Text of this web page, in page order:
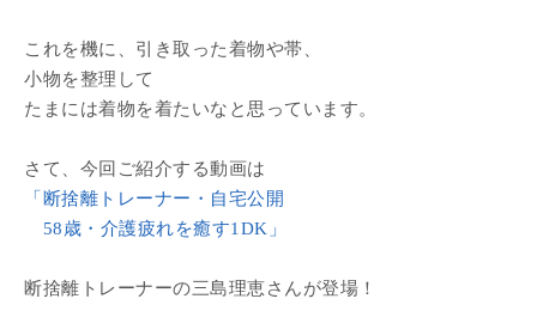
これを機に、引き取った着物や帯、
小物を整理して
たまには着物を着たいなと思っています。
さて、今回ご紹介する動画は
「断捨離トレーナー・自宅公開
58歳・介護疲れを癒す1DK」
断捨離トレーナーの三島理恵さんが登場！